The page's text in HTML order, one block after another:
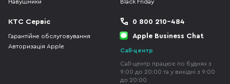
Навушники
Black Friday
КТС Сервіс
Гарантійне обслуговування
Авторизація Apple
0 800 210-484
Apple Business Chat
Call-центр
Call-центр працює по буднях з
9:00 до 20:00 та у вихідні з 9:00
до 20:00